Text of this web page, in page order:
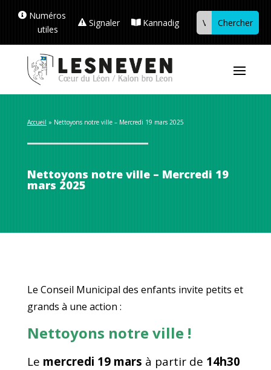
Numéros
utiles
Signaler Kannadig
Accueil » Nettoyons notre ville – Mercredi 19 mars 2025
Nettoyons notre ville – Mercredi 19
mars 2025
Le Conseil Municipal des enfants invite petits et
grands à une action :
Nettoyons notre ville !
Le mercredi 19 mars à partir de 14h30